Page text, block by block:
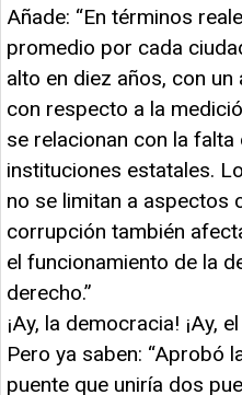
Añade: “En términos
promedio por cada
alto en diez años, con
con respecto a la
se relacionan con la
instituciones estatales.
no se limitan a aspectos
corrupción también
el funcionamiento de la
derecho.”
¡Ay, la democracia! ¡Ay,
Pero ya saben: “Aprobó
puente que uniría dos